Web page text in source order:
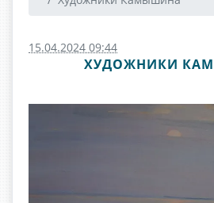
15.04.2024 09:44
ХУДОЖНИКИ